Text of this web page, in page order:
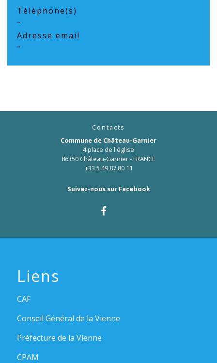
Téléphone(s)
-
Adresse email
-
Contacts
Commune de Château-Garnier
4 place de l'église
86350 Château-Garnier - FRANCE
+33 5 49 87 80 11
Suivez-nous sur Facebook
Liens
CAF
Conseil Général de la Vienne
Préfecture de la Vienne
CPAM